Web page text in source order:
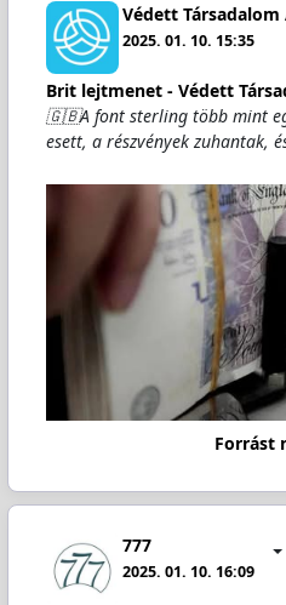
Védett
2025. 01. 10. 15:35
Brit lejtmenet - Védett
🇬🇧A font sterling több mint
esett, a részvények zuhantak,
Forrást
777
2025. 01. 10. 16:09